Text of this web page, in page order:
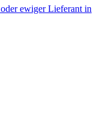
ewiger Lieferant in